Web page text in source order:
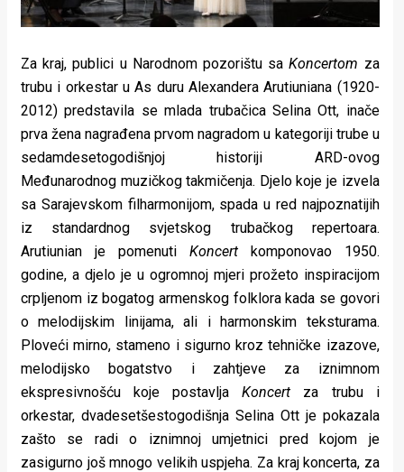
Za kraj, publici u Narodnom pozorištu saKoncertom za
trubu i orkestar u As duru Alexandera Arutiuniana (1920-
2012) predstavila se mlada trubačica Selina Ott, inače
prva žena nagrađena prvom nagradom u kategoriji trube u
sedamdesetogodišnjoj historiji ARD-ovog
Međunarodnog muzičkog takmičenja. Djelo koje je izvela
sa Sarajevskom filharmonijom, spada u red najpoznatijih
iz standardnog svjetskog trubačkog repertoara.
Arutiunian je pomenuti Koncertkomponovao 1950.
godine, a djelo je u ogromnoj mjeri prožeto inspiracijom
crpljenom iz bogatog armenskog folklora kada se govori
o melodijskim linijama, ali i harmonskim teksturama.
Ploveći mirno, stameno i sigurno kroz tehničke izazove,
melodijsko bogatstvo i zahtjeve za iznimnom
ekspresivnošću koje postavljaKoncert za trubu i
orkestar, dvadesetšestogodišnja Selina Ott je pokazala
zašto se radi o iznimnoj umjetnici pred kojom je
zasigurno još mnogo velikih uspjeha. Za kraj koncerta, za